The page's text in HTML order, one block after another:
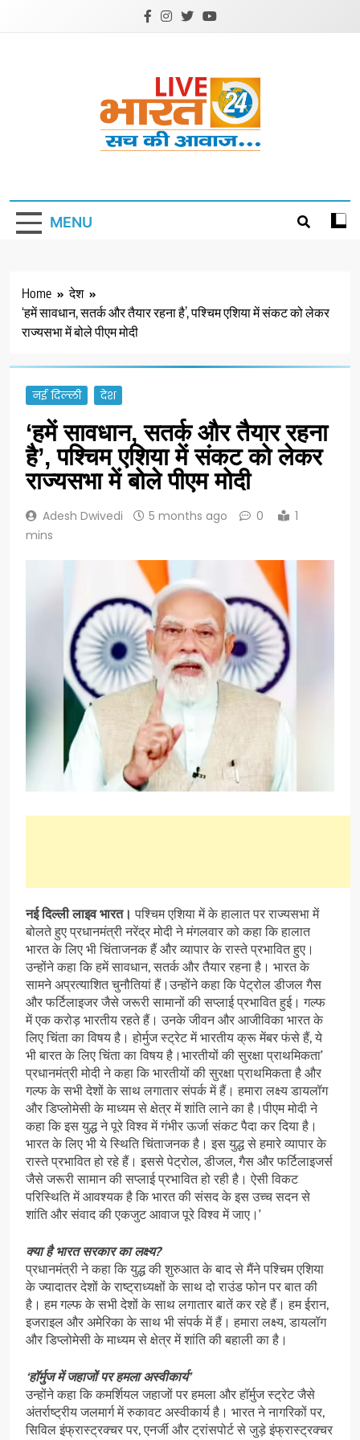
MENU
Home
देश
‘हमें सावधान, सतर्क और तैयार रहना है’, पश्चिम एशिया में संकट को लेकर
राज्यसभा में बोले पीएम मोदी
नई दिल्ली देश
‘हमें सावधान, सतर्क और तैयार रहना
है’, पश्चिम एशिया में संकट को लेकर
राज्यसभा में बोले पीएम मोदी
Adesh Dwivedi 5 months ago 0
1
mins
नई दिल्ली लाइव भारत। पश्चिम एशिया में के हालात पर राज्यसभा में
बोलते हुए प्रधानमंत्री नरेंद्र मोदी ने मंगलवार को कहा कि हालात
भारत के लिए भी चिंताजनक हैं और व्यापार के रास्ते प्रभावित हुए।
उन्होंने कहा कि हमें सावधान, सतर्क और तैयार रहना है। भारत के
सामने अप्रत्याशित चुनौतियां हैं।उन्होंने कहा कि पेट्रोल डीजल गैस
और फर्टिलाइजर जैसे जरूरी सामानों की सप्लाई प्रभावित हुई। गल्फ
में एक करोड़ भारतीय रहते हैं। उनके जीवन और आजीविका भारत के
लिए चिंता का विषय है। होर्मुज स्ट्रेट में भारतीय क्रू मेंबर फंसे हैं, ये
भी बारत के लिए चिंता का विषय है।भारतीयों की सुरक्षा प्राथमिकता’
प्रधानमंत्री मोदी ने कहा कि भारतीयों की सुरक्षा प्राथमिकता है और
गल्फ के सभी देशों के साथ लगातार संपर्क में हैं। हमारा लक्ष्य डायलॉग
और डिप्लोमेसी के माध्यम से क्षेत्र में शांति लाने का है।पीएम मोदी ने
कहा कि इस युद्ध ने पूरे विश्व में गंभीर ऊर्जा संकट पैदा कर दिया है।
भारत के लिए भी ये स्थिति चिंताजनक है। इस युद्ध से हमारे व्यापार के
रास्ते प्रभावित हो रहे हैं। इससे पेट्रोल, डीजल, गैस और फर्टिलाइजर्स
जैसे जरूरी सामान की सप्लाई प्रभावित हो रही है। ऐसी विकट
परिस्थिति में आवश्यक है कि भारत की संसद के इस उच्च सदन से
शांति और संवाद की एकजुट आवाज पूरे विश्व में जाए।’
क्या है भारत सरकार का लक्ष्य?
प्रधानमंत्री ने कहा कि युद्ध की शुरुआत के बाद से मैंने पश्चिम एशिया
के ज्यादातर देशों के राष्ट्राध्यक्षों के साथ दो राउंड फोन पर बात की
है। हम गल्फ के सभी देशों के साथ लगातार बातें कर रहे हैं। हम ईरान,
इजराइल और अमेरिका के साथ भी संपर्क में हैं। हमारा लक्ष्य, डायलॉग
और डिप्लोमेसी के माध्यम से क्षेत्र में शांति की बहाली का है।
‘हॉर्मुज में जहाजों पर हमला अस्वीकार्य’
उन्होंने कहा कि कमर्शियल जहाजों पर हमला और हॉर्मुज स्ट्रेट जैसे
अंतर्राष्ट्रीय जलमार्ग में रुकावट अस्वीकार्य है। भारत ने नागरिकों पर,
सिविल इंफ्रास्ट्रक्चर पर, एनर्जी और ट्रांसपोर्ट से जुड़े इंफ्रास्ट्रक्चर